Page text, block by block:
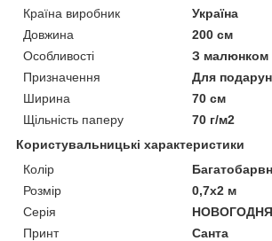
Країна виробник
Україна
Довжина
200 см
Особливості
З малюнком
Призначення
Для
Ширина
70 см
Щільність паперу
70 г/м2
Користувальницькі характеристики
Колір
Розмір
0,7х2 м
Серія
Принт
Санта